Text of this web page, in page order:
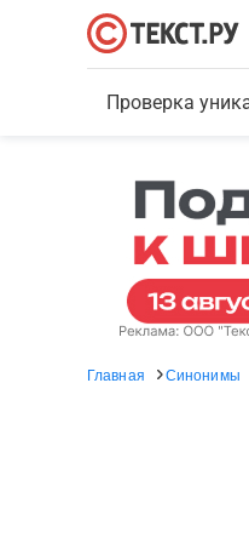
Проверка
Главная Синонимы